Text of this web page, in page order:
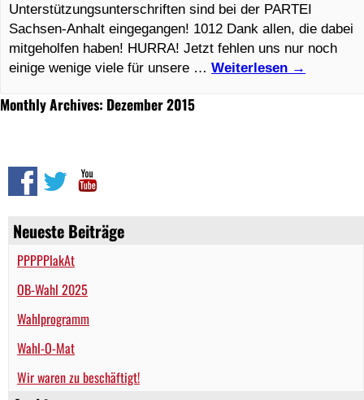
Neueste Beiträge
PPPPPlakAt
OB-Wahl 2025
Wahlprogramm
Wahl-O-Mat
Wir waren zu beschäftigt!
Monthly Archives: Dezember 2015
Unterstützungsunterschriften sind bei der PARTEI
Sachsen-Anhalt eingegangen! 1012 Dank allen, die dabei
mitgeholfen haben! HURRA! Jetzt fehlen uns nur noch
einige wenige viele für unsere … Weiterlesen →